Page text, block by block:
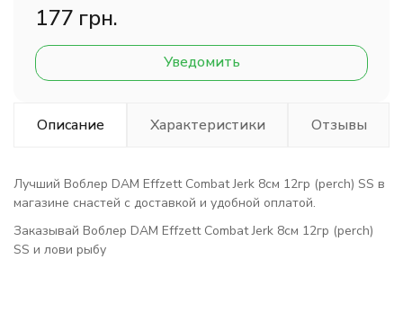
177 грн.
Уведомить
Описание Характеристики Отзывы
Лучший Воблер DAM Effzett Combat Jerk 8см 12гр (perch) SS в
магазине снастей с доставкой и удобной оплатой.
Заказывай Воблер DAM Effzett Combat Jerk 8см 12гр (perch)
SS и лови рыбу